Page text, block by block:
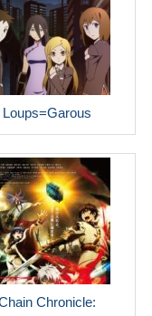
Loups=Garous
Chronicle: